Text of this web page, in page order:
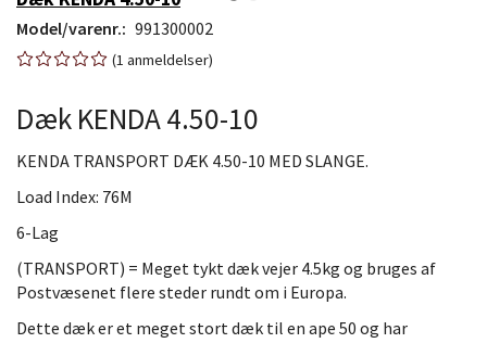
Model/varenr.: 991300002
1 anmeldelser
Dæk KENDA 4.50-10
KENDA TRANSPORT DÆK 4.50-10 MED SLANGE.
Load Index: 76M
6-Lag
(TRANSPORT) = Meget tykt dæk vejer 4.5kg og bruges af
Postvæsenet flere steder rundt om i Europa.
Dette dæk er et meget stort dæk til en ape 50 og har